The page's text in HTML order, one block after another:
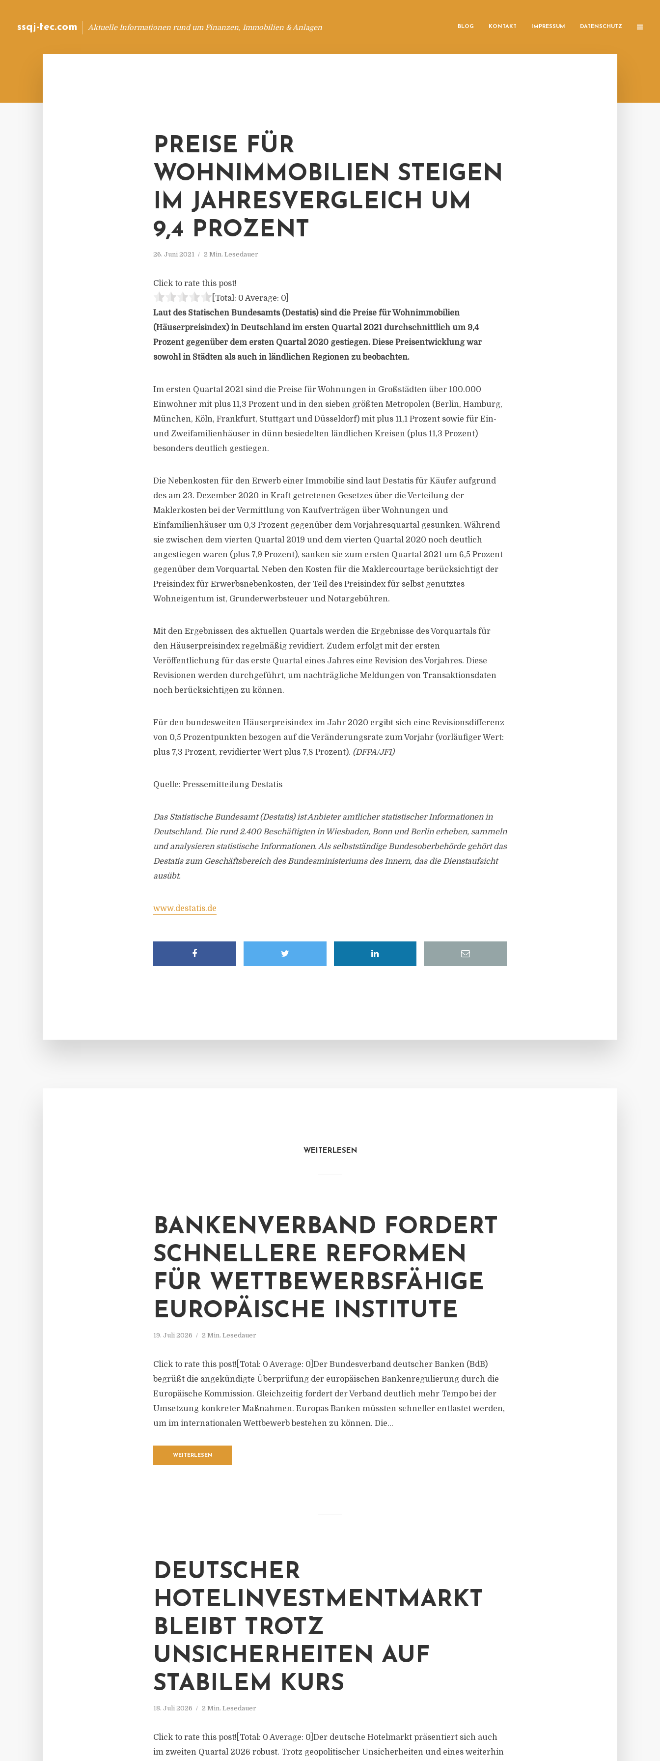
ssqj-tec.com Aktuelle Informationen rund um Finanzen, Immobilien & Anlagen BLOG KONTAKT IMPRESSUM DATENSCHUTZ
PREISE FÜR
WOHNIMMOBILIEN STEIGEN
IM JAHRESVERGLEICH UM
9,4 PROZENT
26. Juni 2021 2 Min. Lesedauer
Click to rate this post!
[Total: 0 Average: 0
Laut des Statischen Bundesamts (Destatis) sind die Preise für Wohnimmobilien
(Häuserpreisindex) in Deutschland im ersten Quartal 2021 durchschnittlich um 9,4
Prozent gegenüber dem ersten Quartal 2020 gestiegen. Diese Preisentwicklung war
sowohl in Städten als auch in ländlichen Regionen zu beobachten.
Im ersten Quartal 2021 sind die Preise für Wohnungen in Großstädten über 100.000
Einwohner mit plus 11,3 Prozent und in den sieben größten Metropolen (Berlin, Hamburg,
München, Köln, Frankfurt, Stuttgart und Düsseldorf) mit plus 11,1 Prozent sowie für Ein-
und Zweifamilienhäuser in dünn besiedelten ländlichen Kreisen (plus 11,3 Prozent)
besonders deutlich gestiegen.
Die Nebenkosten für den Erwerb einer Immobilie sind laut Destatis für Käufer aufgrund
des am 23. Dezember 2020 in Kraft getretenen Gesetzes über die Verteilung der
Maklerkosten bei der Vermittlung von Kaufverträgen über Wohnungen und
Einfamilienhäuser um 0,3 Prozent gegenüber dem Vorjahresquartal gesunken. Während
sie zwischen dem vierten Quartal 2019 und dem vierten Quartal 2020 noch deutlich
angestiegen waren (plus 7,9 Prozent), sanken sie zum ersten Quartal 2021 um 6,5 Prozent
gegenüber dem Vorquartal. Neben den Kosten für die Maklercourtage berücksichtigt der
Preisindex für Erwerbsnebenkosten, der Teil des Preisindex für selbst genutztes
Wohneigentum ist, Grunderwerbsteuer und Notargebühren.
Mit den Ergebnissen des aktuellen Quartals werden die Ergebnisse des Vorquartals für
den Häuserpreisindex regelmäßig revidiert. Zudem erfolgt mit der ersten
Veröffentlichung für das erste Quartal eines Jahres eine Revision des Vorjahres. Diese
Revisionen werden durchgeführt, um nachträgliche Meldungen von Transaktionsdaten
noch berücksichtigen zu können.
Für den bundesweiten Häuserpreisindex im Jahr 2020 ergibt sich eine Revisionsdifferenz
von 0,5 Prozentpunkten bezogen auf die Veränderungsrate zum Vorjahr (vorläufiger Wert:
plus 7,3 Prozent, revidierter Wert plus 7,8 Prozent). (DFPA/JF1)
Quelle: Pressemitteilung Destatis
Das Statistische Bundesamt (Destatis) ist Anbieter amtlicher statistischer Informationen in
Deutschland. Die rund 2.400 Beschäftigten in Wiesbaden, Bonn und Berlin erheben, sammeln
und analysieren statistische Informationen. Als selbstständige Bundesoberbehörde gehört das
Destatis zum Geschäftsbereich des Bundesministeriums des Innern, das die Dienstaufsicht
ausübt.
www.destatis.de
WEITERLESEN
BANKENVERBAND FORDERT
SCHNELLERE REFORMEN
FÜR WETTBEWERBSFÄHIGE
EUROPÄISCHE INSTITUTE
19. Juli 2026 2 Min. Lesedauer
Click to rate this post![Total: 0 Average: 0]Der Bundesverband deutscher Banken (BdB)
begrüßt die angekündigte Überprüfung der europäischen Bankenregulierung durch die
Europäische Kommission. Gleichzeitig fordert der Verband deutlich mehr Tempo bei der
Umsetzung konkreter Maßnahmen. Europas Banken müssten schneller entlastet werden,
um im internationalen Wettbewerb bestehen zu können. Die...
WEITERLESEN
DEUTSCHER
HOTELINVESTMENTMARKT
BLEIBT TROTZ
UNSICHERHEITEN AUF
STABILEM KURS
18. Juli 2026 2 Min. Lesedauer
Click to rate this post![Total: 0 Average: 0]Der deutsche Hotelmarkt präsentiert sich auch
im zweiten Quartal 2026 robust. Trotz geopolitischer Unsicherheiten und eines weiterhin